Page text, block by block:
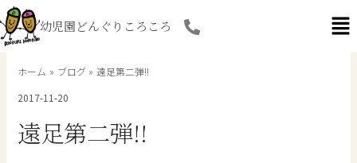
内
容
を
幼児園どんぐりころころ
ホーム ブログ
遠足第二弾!!
2017-11-20
遠足第二弾!!